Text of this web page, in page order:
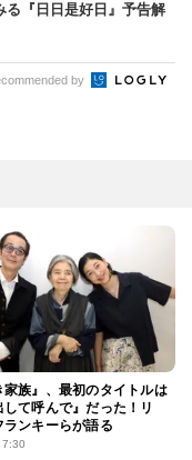
る『日日是好日』予告解
by
家族』、最初のタイトルは
して呼んで』だった！リ
ランキーらが語る